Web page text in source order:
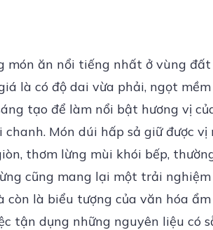
ăn nổi tiếng nhất ở vùng
là có độ dai vừa phải, ngọt
tạo để làm nổi bật hương vị
Món dúi hấp sả giữ được
thơm lừng mùi khói bếp,
cũng mang lại một trải
là biểu tượng của văn hóa
tận dụng những nguyên liệu có